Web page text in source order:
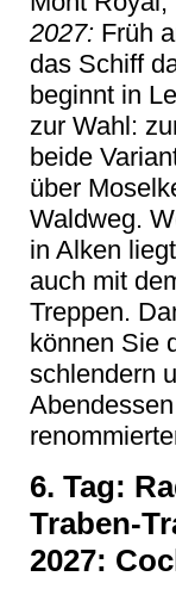
2027: Früh
das Schiff
beginnt in
zur Wahl:
beide
über
Waldweg.
in Alken
auch mit
Treppen.
können Sie
schlendern
6. Tag:
Traben-
2027: